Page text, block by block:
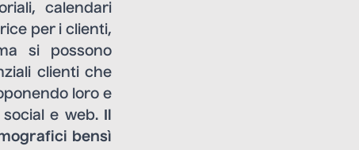
calendari
per i clienti,
si possono
clienti che
loro e
e web.
bensì